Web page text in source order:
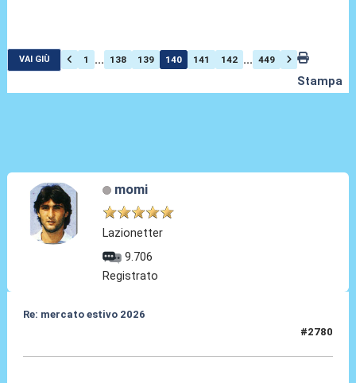
VAI GIÙ 1 ... 138 139 140 141 142 ... 449
Stampa
momi
Lazionetter
9.706
Registrato
Re: mercato estivo 2026
#2780